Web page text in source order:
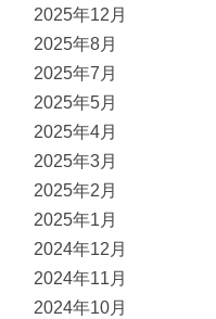
2025年12月
2025年8月
2025年7月
2025年5月
2025年4月
2025年3月
2025年2月
2025年1月
2024年12月
2024年11月
2024年10月